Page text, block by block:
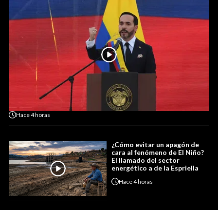
Hace4 horas
¿Cómo evitar un apagón de
cara al fenómeno de El Niño?
El llamado del sector
energético a de la Espriella
Hace4 horas